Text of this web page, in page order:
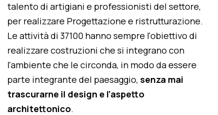
talento di artigiani e professionisti del settore,
per realizzare Progettazione e ristrutturazione.
Le attività di 37100 hanno sempre l'obiettivo di
realizzare costruzioni che si integrano con
l'ambiente che le circonda, in modo da essere
parte integrante del paesaggio, senza mai
trascurarne il design e l'aspetto
architettonico.